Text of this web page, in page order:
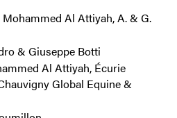
Mohammed Al Attiyah, A. & G.
& Giuseppe Botti
Al Attiyah, Écurie
Global Equine &